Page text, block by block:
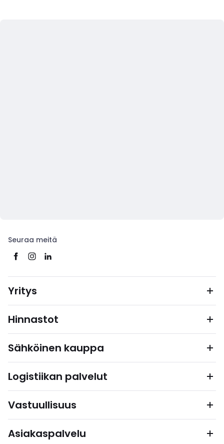
Seuraa meitä
Yritys
Hinnastot
Sähköinen kauppa
Logistiikan palvelut
Vastuullisuus
Asiakaspalvelu